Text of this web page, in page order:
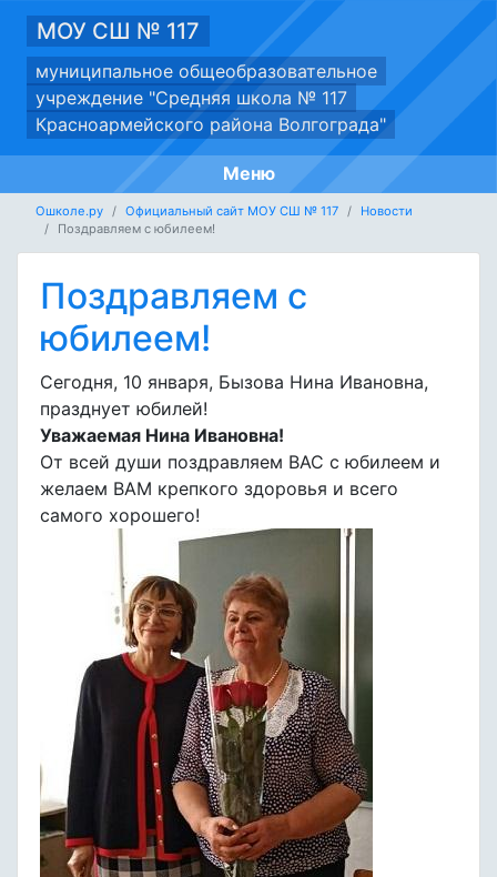
МОУ СШ № 117
муниципальное общеобразовательное
учреждение "Средняя школа № 117
Красноармейского района Волгограда"
Меню
Ошколе.ру Официальный сайт МОУ СШ № 117
Новости
Поздравляем с юбилеем!
Поздравляем с
юбилеем!
Сегодня, 10 января, Бызова Нина Ивановна,
празднует юбилей!
Уважаемая Нина Ивановна!
От всей души поздравляем ВАС с юбилеем и
желаем ВАМ крепкого здоровья и всего
самого хорошего!